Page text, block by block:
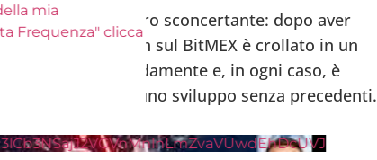
sviluppo
davvero sconcertante: dopo aver
valore del Bitcoin sul BitMEX è crollato in un
si è ripreso rapidamente e, in ogni caso, è
comunque di uno sviluppo senza precedenti.
mia
Frequenza" clicca